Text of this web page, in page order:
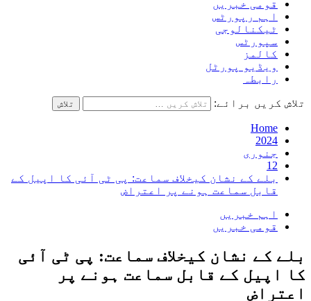
قومی خبریں
اہم رپورٹس
ٹیکنالوجی
سپورٹس
کالمز
ویڈیو پورٹل
رابطہ
تلاش کریں برائے:
Home
2024
جنوری
12
بلے کے نشان کیخلاف سماعت: پی ٹی آئی کا اپیل کے
قابل سماعت ہونے پر اعتراض
اہم خبریں
قومی خبریں
بلے کے نشان کیخلاف سماعت: پی ٹی آئی
کا اپیل کے قابل سماعت ہونے پر
اعتراض